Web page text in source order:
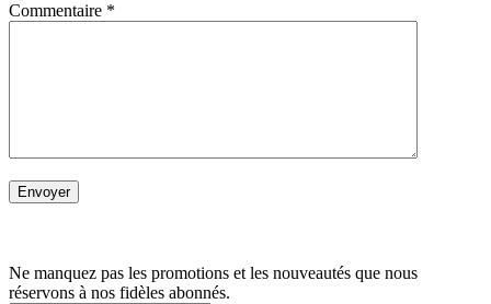
Commentaire *
Ne manquez pas les promotions et les nouveautés que nous
réservons à nos fidèles abonnés.